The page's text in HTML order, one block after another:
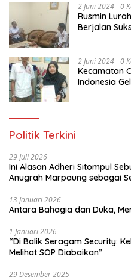
2 Juni 2024 0
Rusmin
Berjalan
2 Juni 2024 0
Kecamatan
Indonesia
Politik Terkini
29 Juli 2026
Ini Alasan Adheri Sitompul
Anugrah Marpaung sebagai
13 Januari 2026
Antara Bahagia dan Duka,
1 Januari 2026
“Di Balik Seragam Security:
Melihat SOP Diabaikan”
29 Desember 2025